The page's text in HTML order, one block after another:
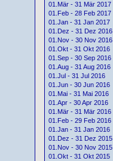
01.Mär - 31 Mär 2017
01.Feb - 28 Feb 2017
01.Jan - 31 Jan 2017
01.Dez - 31 Dez 2016
01.Nov - 30 Nov 2016
01.Okt - 31 Okt 2016
01.Sep - 30 Sep 2016
01.Aug - 31 Aug 2016
01.Jul - 31 Jul 2016
01.Jun - 30 Jun 2016
01.Mai - 31 Mai 2016
01.Apr - 30 Apr 2016
01.Mär - 31 Mär 2016
01.Feb - 29 Feb 2016
01.Jan - 31 Jan 2016
01.Dez - 31 Dez 2015
01.Nov - 30 Nov 2015
01.Okt - 31 Okt 2015